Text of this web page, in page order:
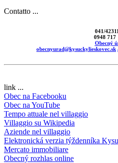
Contatto ...
041/
0948 717
Obecný
obecnyurad@kysuckylieskovec.sk
link ...
Obec na Facebooku
Obec na YouTube
Tempo attuale nel villaggio
Villaggio su Wikipedia
Aziende nel villaggio
Elektronická verzia týždenníka
Mercato immobiliare
Obecný rozhlas online